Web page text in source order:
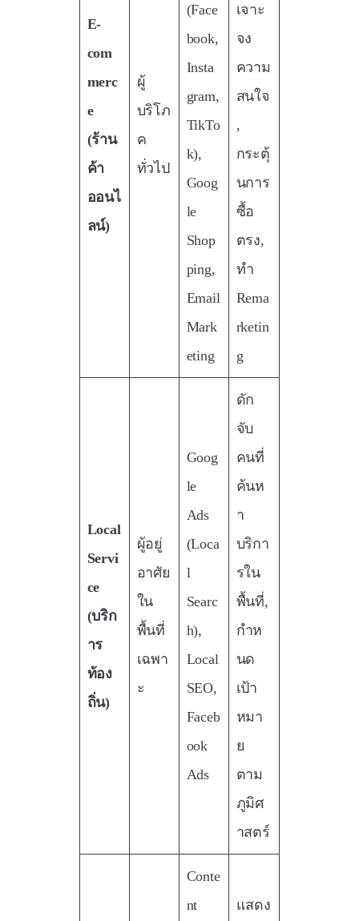
E-
com
merc
e
(ร้าน
ค้า
ออนไ
ลน์)
ผู้
บริโภ
ค
ทั่วไป
(Face
book,
Insta
gram,
TikTo
k),
Goog
le
Shop
ping,
Email
Mark
eting
เจาะ
จง
ความ
สนใจ
,
กระตุ้
นการ
ซื้อ
ตรง,
ทำ
Rema
rketin
g
Local
Servi
ce
(บริก
าร
ท้อง
ถิ่น)
ผู้อยู่
อาศัย
ใน
พื้นที่
เฉพา
ะ
Goog
le
Ads
(Loca
l
Searc
h),
Local
SEO,
Faceb
ook
Ads
ดัก
จับ
คนที่
ค้นห
า
บริกา
รใน
พื้นที่,
กำห
นด
เป้า
หมา
ย
ตาม
ภูมิศ
าสตร์
Conte
nt
แสดง